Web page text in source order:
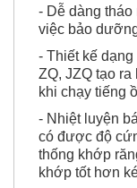
- Dễ dàng
việc bảo
- Thiết kế
ZQ, JZQ tạo
khi chạy tiếng
- Nhiệt luyện
có được độ
thống khớp
khớp tốt hơn